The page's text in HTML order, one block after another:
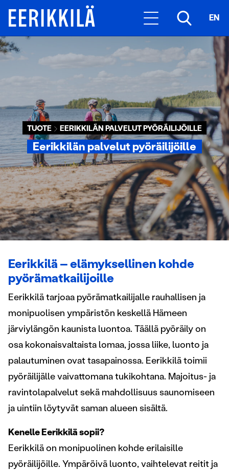
EN
TUOTE EERIKKILÄN PALVELUT PYÖRÄILIJÖILLE
Eerikkilän palvelut pyöräilijöille
Eerikkilä – elämyksellinen kohde
pyörämatkailijoille
Eerikkilä tarjoaa pyörämatkailijalle rauhallisen ja
monipuolisen ympäristön keskellä Hämeen
järviylängön kaunista luontoa. Täällä pyöräily on
osa kokonaisvaltaista lomaa, jossa liike, luonto ja
palautuminen ovat tasapainossa. Eerikkilä toimii
pyöräilijälle vaivattomana tukikohtana. Majoitus- ja
ravintolapalvelut sekä mahdollisuus saunomiseen
ja uintiin löytyvät saman alueen sisältä.
Kenelle Eerikkilä sopii?
Eerikkilä on monipuolinen kohde erilaisille
pyöräilijöille. Ympäröivä luonto, vaihtelevat reitit ja